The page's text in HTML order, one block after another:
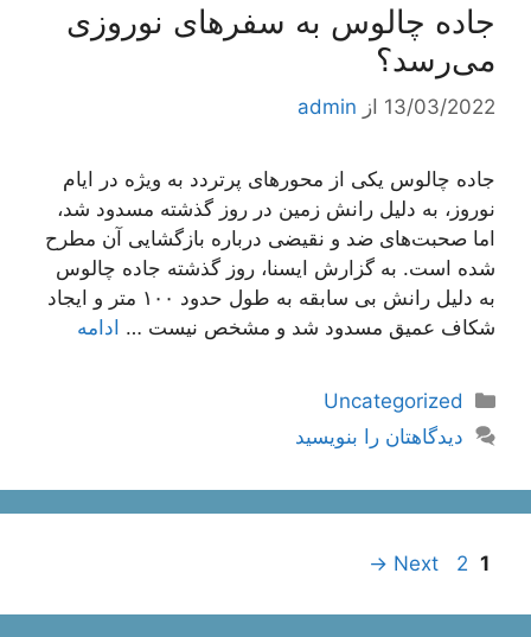
جاده چالوس به سفرهای نوروزی
می‌رسد؟
13/03/2022 از admin
جاده چالوس یکی از محورهای پرتردد به ویژه در ایام
نوروز، به دلیل رانش زمین در روز گذشته مسدود شد،
اما صحبت‌های ضد و نقیضی درباره بازگشایی آن مطرح
شده است. به گزارش ایسنا، روز گذشته جاده چالوس
به دلیل رانش بی سابقه به طول حدود ۱۰۰ متر و ایجاد
شکاف عمیق مسدود شد و مشخص نیست … ادامه
دسته‌ها
Uncategorized
دیدگاهتان را بنویسید
ناوبری
Page
1
Page
2
Next
→